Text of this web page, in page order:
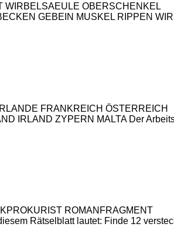
WIRBELSAEULE OBERSCHENKEL
GEBEIN MUSKEL RIPPEN
FRANKREICH ÖSTERREICH
IRLAND ZYPERN MALTA Der
ROMANFRAGMENT
Rätselblatt lautet: Finde 12